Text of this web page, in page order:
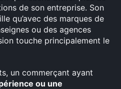
de son entreprise. Son
qu’avec des marques de
ou des agences
touche principalement le
un commerçant ayant
ou une